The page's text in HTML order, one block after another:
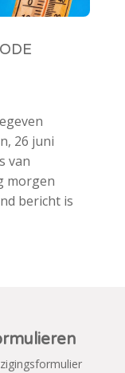
26 juni
van
morgen
bericht is